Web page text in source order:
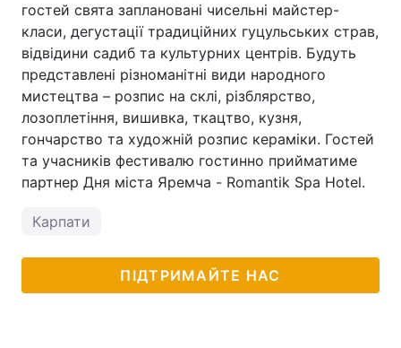
гостей свята заплановані чисельні майстер-
класи, дегустації традиційних гуцульських страв,
відвідини садиб та культурних центрів. Будуть
представлені різноманітні види народного
мистецтва – розпис на склі, різблярство,
лозоплетіння, вишивка, ткацтво, кузня,
гончарство та художній розпис кераміки. Гостей
та учасників фестивалю гостинно прийматиме
партнер Дня міста Яремча - Romantik Spa Hotel.
Карпати
ПІДТРИМАЙТЕ НАС